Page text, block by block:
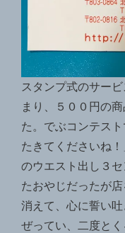
スタンプ式のサー
まり、５００円の
た。でぶコンテス
たきてくださいね
のウエスト出し３
たおやじだったが
消えて、心に誓い吐
ぜってい、二度と